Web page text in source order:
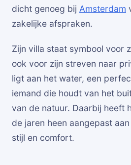
dicht genoeg bij Amsterdam
zakelijke afspraken.
Zijn villa staat symbool voor
ook voor zijn streven naar
ligt aan het water, een
iemand die houdt van het
van de natuur. Daarbij heeft
de jaren heen aangepast
stijl en comfort.